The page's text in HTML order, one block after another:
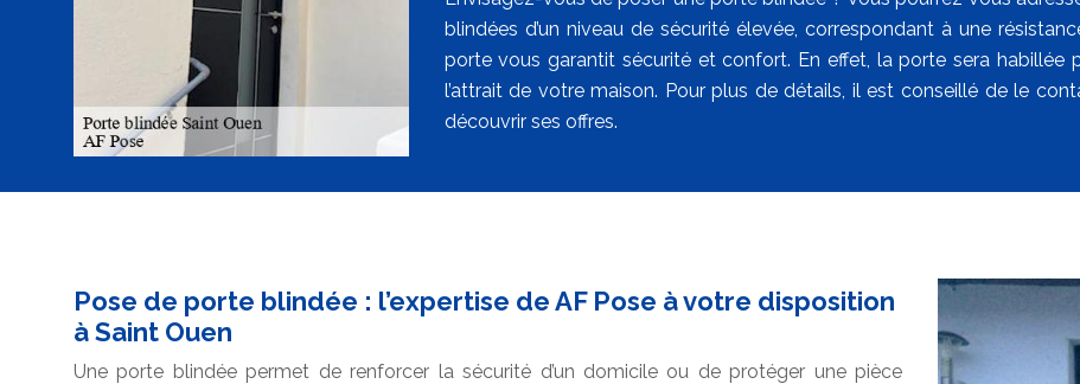
blindées d’un niveau de sécurité élevée, correspondant à une
porte vous garantit sécurité et confort. En effet, la porte sera habillée
l’attrait de votre maison. Pour plus de détails, il est conseillé de le
découvrir ses offres.
Pose de porte blindée : l’expertise de AF Pose à votre disposition
à Saint Ouen
Une porte blindée permet de renforcer la sécurité d’un domicile ou de protéger une pièce